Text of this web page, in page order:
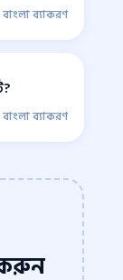
বাংলা ব্যাকরণ
বাংলা ব্যাকরণ
করুন